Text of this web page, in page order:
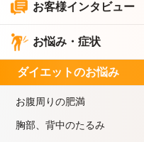
お客様インタビュー
お悩み・症状
ダイエットのお悩み
お腹周りの肥満
胸部、背中のたるみ